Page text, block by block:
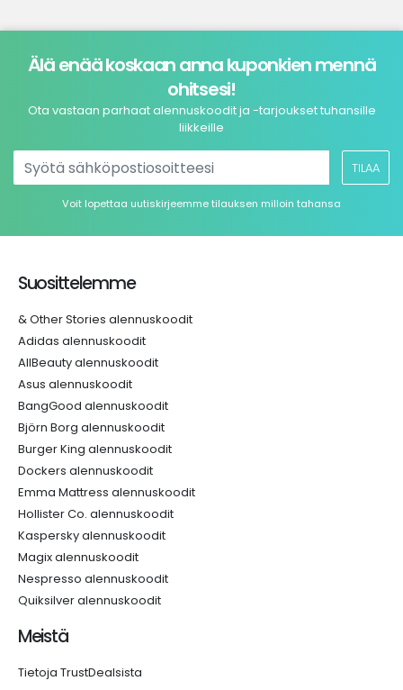
Älä enää koskaan anna kuponkien mennä
ohitsesi!
Ota vastaan parhaat alennuskoodit ja -tarjoukset tuhansille
liikkeille
TILAA
Voit lopettaa uutiskirjeemme tilauksen milloin tahansa
Suosittelemme
& Other Stories alennuskoodit
Adidas alennuskoodit
AllBeauty alennuskoodit
Asus alennuskoodit
BangGood alennuskoodit
Björn Borg alennuskoodit
Burger King alennuskoodit
Dockers alennuskoodit
Emma Mattress alennuskoodit
Hollister Co. alennuskoodit
Kaspersky alennuskoodit
Magix alennuskoodit
Nespresso alennuskoodit
Quiksilver alennuskoodit
Meistä
Tietoja TrustDealsista